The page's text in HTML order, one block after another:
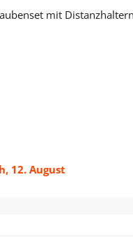
mit Distanzhaltern
12. August